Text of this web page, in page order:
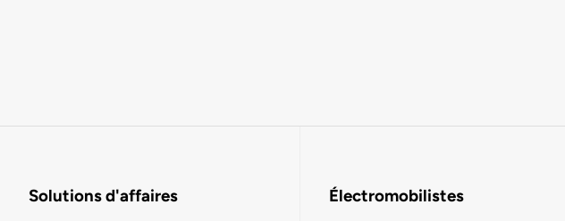
Solutions d'affaires Électromobilistes